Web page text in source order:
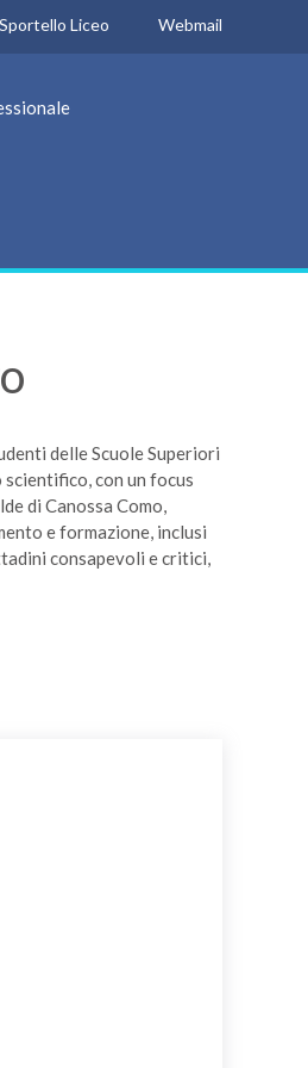
Sportello Liceo Webmail
delle Scuole Superiori
con un focus
di Canossa Como,
e formazione, inclusi
consapevoli e critici,